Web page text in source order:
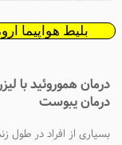
بلیط هواپیما
درمان هموروئید با
درمان یبوست
بسیاری از افراد در طول